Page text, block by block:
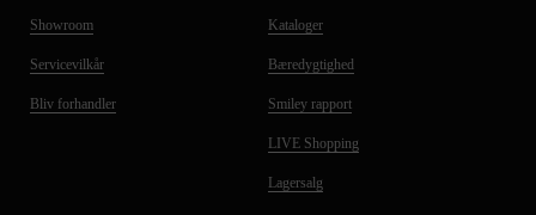
Showroom
Servicevilkår
Bliv forhandler
Kataloger
Bæredygtighed
Smiley rapport
LIVE Shopping
Lagersalg